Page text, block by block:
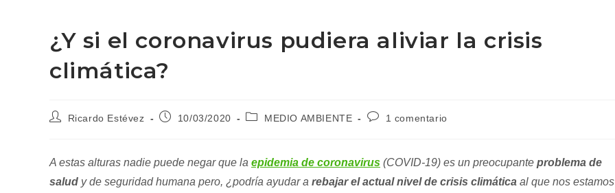
¿Y si el coronavirus pudiera aliviar la crisis
climática?
AutorRicardo Estévez
Publicación
10/03/2020
Categoría
MEDIO AMBIENTE
Comentarios
1 comentario
A estas alturas nadie puede negar que la epidemia de coronavirus (COVID-19) es un preocupante problema de
salud y de seguridad humana pero, ¿podría ayudar a rebajar el actual nivel de crisis climática al que nos estamos